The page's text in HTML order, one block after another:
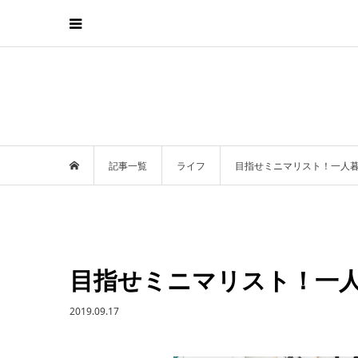
記事一覧 ライフ 目指せミニマリスト！一人
目指せミニマリスト！一
2019.09.17